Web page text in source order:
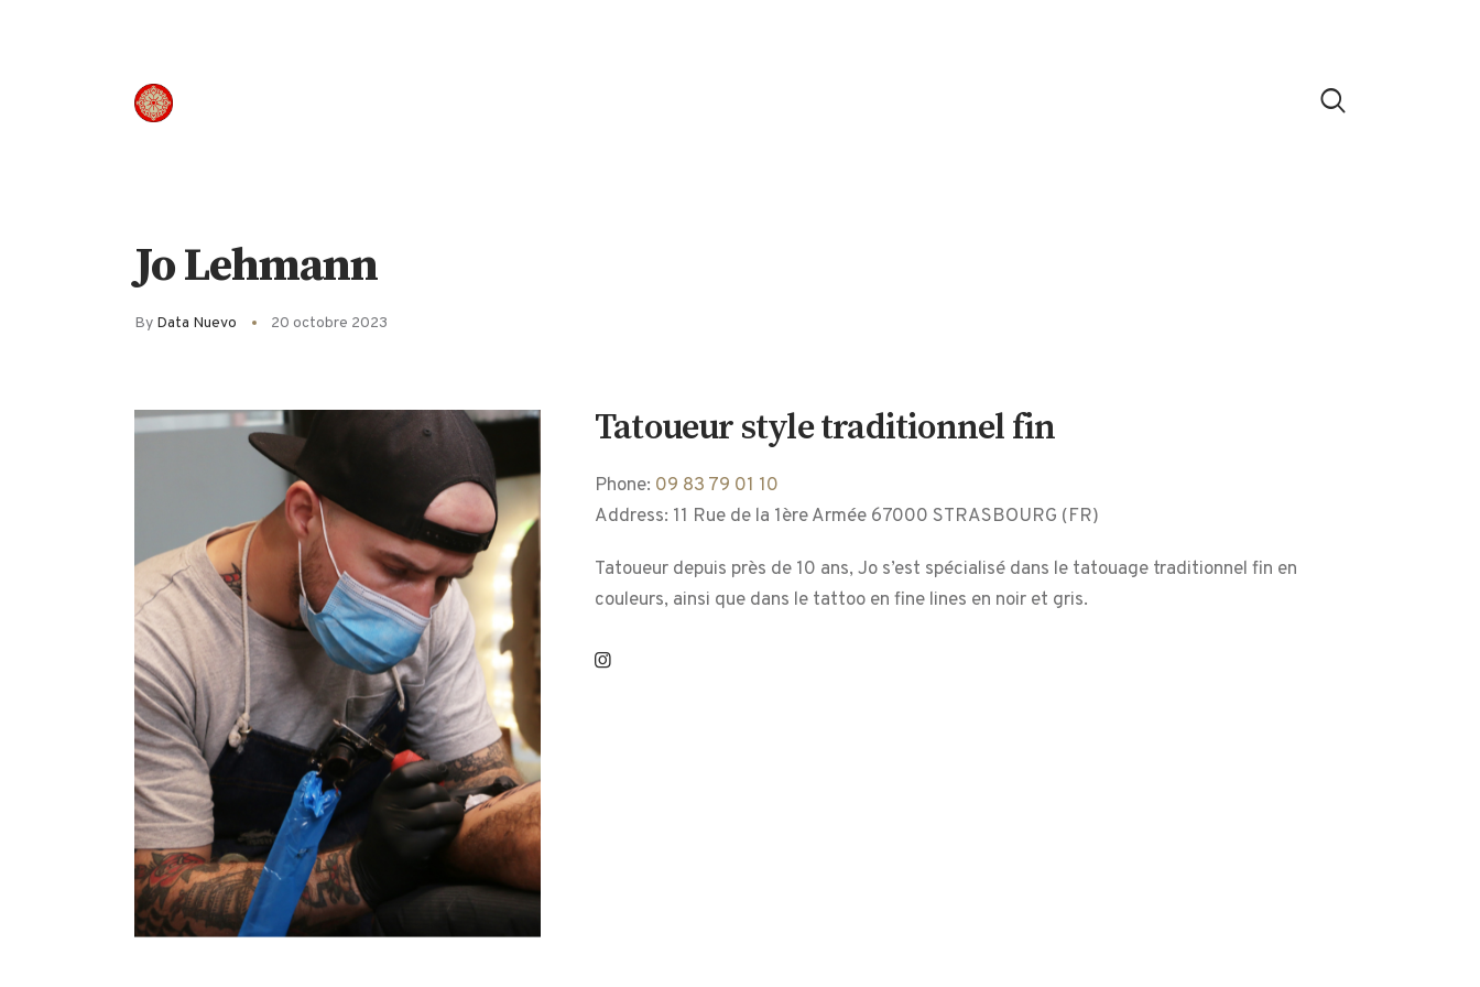
Jo Lehmann
By Data Nuevo 20 octobre 2023
Tatoueur style traditionnel fin
Phone: 09 83 79 01 10
Address: 11 Rue de la 1ère Armée 67000 STRASBOURG (FR)
Tatoueur depuis près de 10 ans, Jo s’est spécialisé dans le tatouage traditionnel fin en
couleurs, ainsi que dans le tattoo en fine lines en noir et gris.